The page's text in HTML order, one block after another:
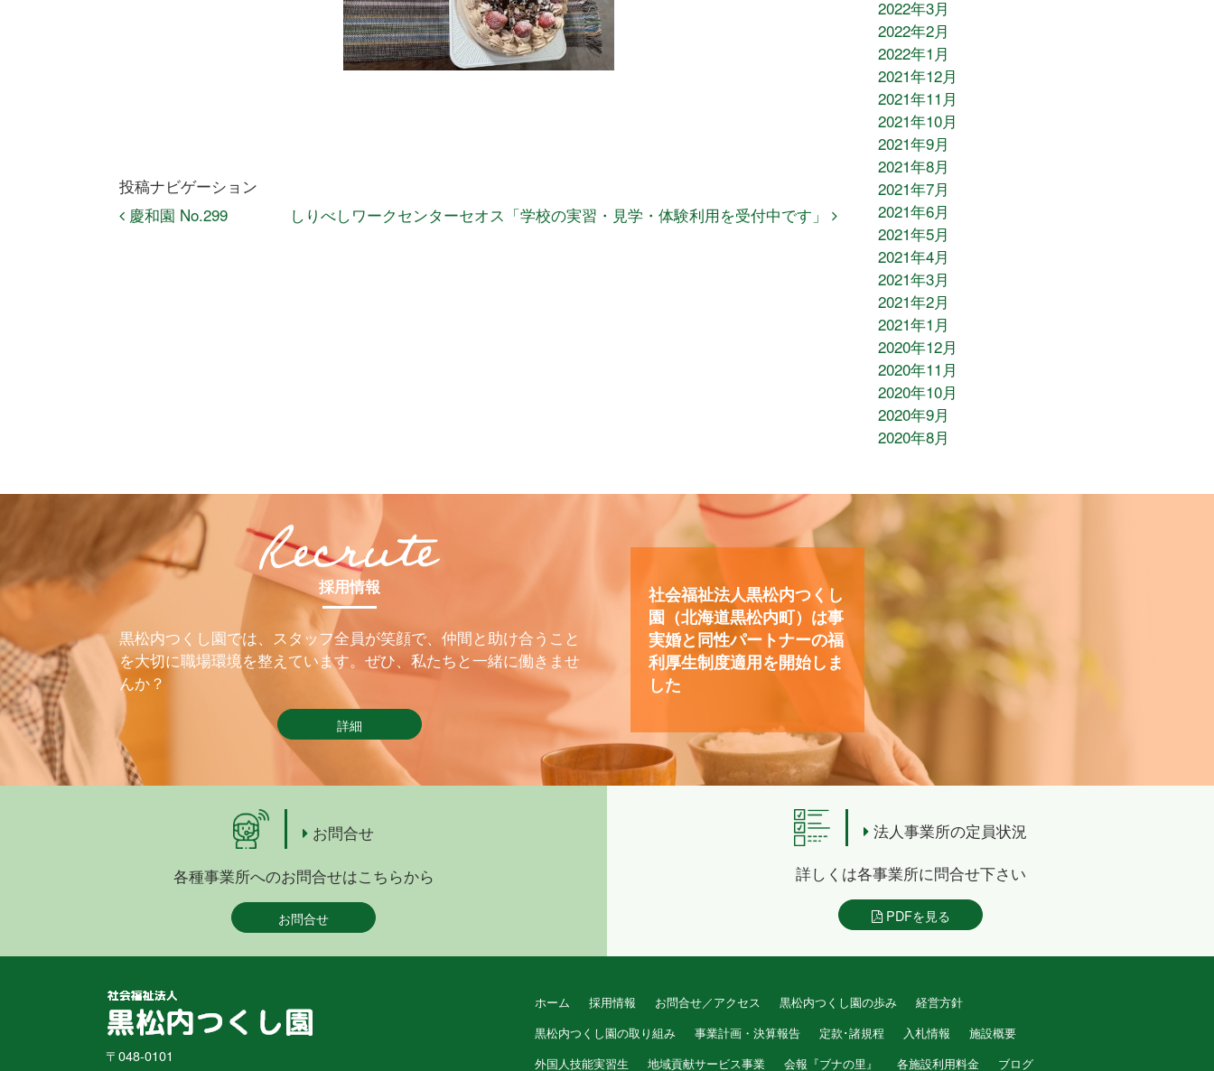
投稿ナビゲーション
慶和園 No.299
しりべしワークセンターセオス「学校の実習・見学・体験利用を受付中です」
2022年3月
2022年2月
2022年1月
2021年12月
2021年11月
2021年10月
2021年9月
2021年8月
2021年7月
2021年6月
2021年5月
2021年4月
2021年3月
2021年2月
2021年1月
2020年12月
2020年11月
2020年10月
2020年9月
2020年8月
採用情報
黒松内つくし園では、スタッフ全員が笑顔で、仲間と助け合うこと
を大切に職場環境を整えています。ぜひ、私たちと一緒に働きませ
んか？
詳細
社会福祉法人黒松内つくし
園（北海道黒松内町）は事
実婚と同性パートナーの福
利厚生制度適用を開始しま
した
お問合せ
各種事業所へのお問合せはこちらから
お問合せ
法人事業所の定員状況
詳しくは各事業所に問合せ下さい
PDFを見る
〒048-0101
ホーム 採用情報 お問合せ／アクセス 黒松内つくし園の歩み
経営方針
黒松内つくし園の取り組み
事業計画・決算報告 定款･諸規程 入札情報
施設概要
外国人技能実習生
地域貢献サービス事業 会報『ブナの里』 各施設利用料金 ブログ